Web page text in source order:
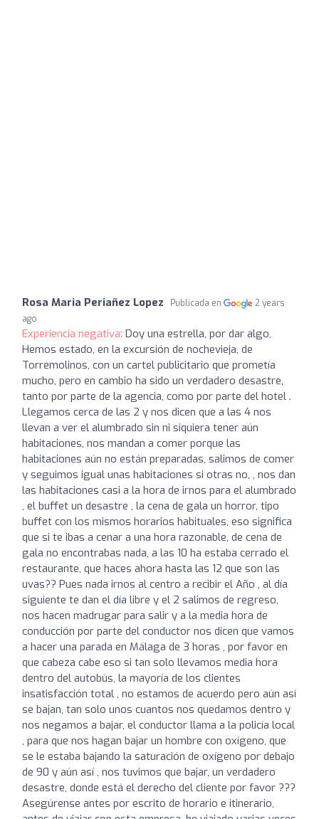
Rosa Maria Periañez Lopez Publicada en
2 years
ago
Experiencia negativa: Doy una estrella, por dar algo,
Hemos estado, en la excursión de nochevieja, de
Torremolinos, con un cartel publicitario que prometía
mucho, pero en cambio ha sido un verdadero desastre,
tanto por parte de la agencia, como por parte del hotel .
Llegamos cerca de las 2 y nos dicen que a las 4 nos
llevan a ver el alumbrado sin ni siquiera tener aún
habitaciones, nos mandan a comer porque las
habitaciones aún no están preparadas, salimos de comer
y seguimos igual unas habitaciones si otras no, , nos dan
las habitaciones casi a la hora de irnos para el alumbrado
, el buffet un desastre , la cena de gala un horror, tipo
buffet con los mismos horarios habituales, eso significa
que si te ibas a cenar a una hora razonable, de cena de
gala no encontrabas nada, a las 10 ha estaba cerrado el
restaurante, que haces ahora hasta las 12 que son las
uvas?? Pues nada irnos al centro a recibir el Año , al día
siguiente te dan el día libre y el 2 salimos de regreso,
nos hacen madrugar para salir y a la media hora de
conducción por parte del conductor nos dicen que vamos
a hacer una parada en Málaga de 3 horas , por favor en
que cabeza cabe eso si tan solo llevamos media hora
dentro del autobús, la mayoría de los clientes
insatisfacción total , no estamos de acuerdo pero aún así
se bajan, tan solo unos cuantos nos quedamos dentro y
nos negamos a bajar, el conductor llama a la policía local
, para que nos hagan bajar un hombre con oxígeno, que
se le estaba bajando la saturación de oxígeno por debajo
de 90 y aún así , nos tuvimos que bajar, un verdadero
desastre, donde está el derecho del cliente por favor ???
Asegúrense antes por escrito de horario e itinerario,